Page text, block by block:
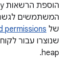
של permissions
heap.